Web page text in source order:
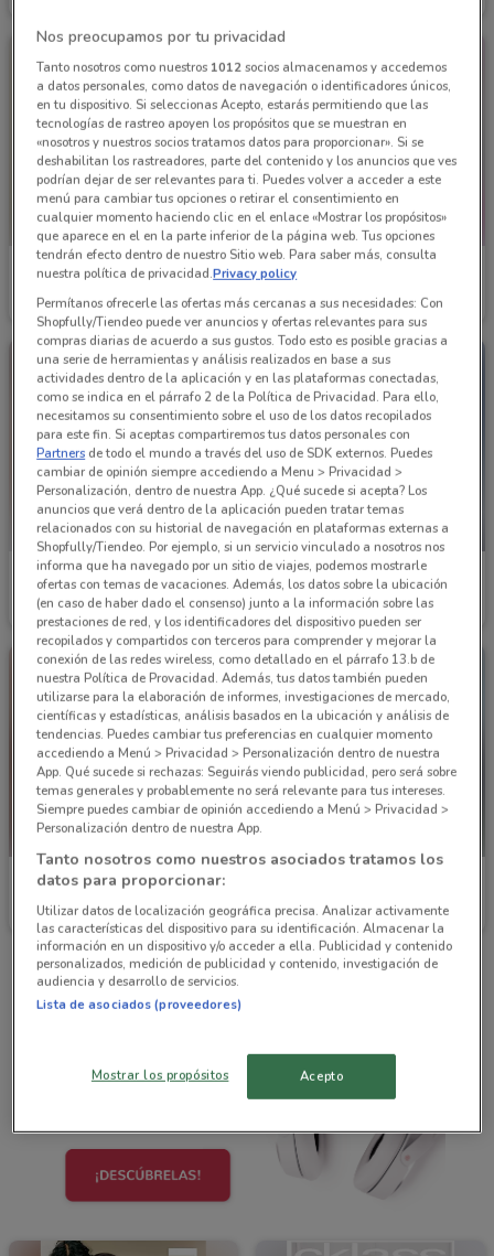
Cklass
Caduca el 30/09 1.5 km Caduca el 31/08 1.5 km
Cklass
Caduca el 31/08 1.5 km
PRÓXIMAMENTE
Cklass
Inicio 15/09
Price Shoes
Caduca el 31/12 6.3 km Caduca el 31/08 1.5 km
Nos preocupamos por tu privacidad
Tanto nosotros como nuestros 1012socios almacenamos y accedemos
a datos personales, como datos de navegación o identificadores únicos,
en tu dispositivo. Si seleccionas Acepto, estarás permitiendo que las
tecnologías de rastreo apoyen los propósitos que se muestran en
«nosotros y nuestros socios tratamos datos para proporcionar». Si se
deshabilitan los rastreadores, parte del contenido y los anuncios que ves
podrían dejar de ser relevantes para ti. Puedes volver a acceder a este
menú para cambiar tus opciones o retirar el consentimiento en
cualquier momento haciendo clic en el enlace «Mostrar los propósitos»
que aparece en el en la parte inferior de la página web. Tus opciones
tendrán efecto dentro de nuestro Sitio web. Para saber más, consulta
nuestra política de privacidad.Privacy policy
Permítanos ofrecerle las ofertas más cercanas a sus necesidades: Con
Shopfully/Tiendeo puede ver anuncios y ofertas relevantes para sus
compras diarias de acuerdo a sus gustos. Todo esto es posible gracias a
una serie de herramientas y análisis realizados en base a sus
actividades dentro de la aplicación y en las plataformas conectadas,
como se indica en el párrafo 2 de la Política de Privacidad. Para ello,
necesitamos su consentimiento sobre el uso de los datos recopilados
para este fin. Si aceptas compartiremos tus datos personales con
Partners de todo el mundo a través del uso de SDK externos. Puedes
cambiar de opinión siempre accediendo a Menu > Privacidad >
Personalización, dentro de nuestra App. ¿Qué sucede si acepta? Los
anuncios que verá dentro de la aplicación pueden tratar temas
relacionados con su historial de navegación en plataformas externas a
Shopfully/Tiendeo. Por ejemplo, si un servicio vinculado a nosotros nos
informa que ha navegado por un sitio de viajes, podemos mostrarle
ofertas con temas de vacaciones. Además, los datos sobre la ubicación
(en caso de haber dado el consenso) junto a la información sobre las
prestaciones de red, y los identificadores del dispositivo pueden ser
recopilados y compartidos con terceros para comprender y mejorar la
conexión de las redes wireless, como detallado en el párrafo 13.b de
nuestra Política de Provacidad. Además, tus datos también pueden
utilizarse para la elaboración de informes, investigaciones de mercado,
científicas y estadísticas, análisis basados en la ubicación y análisis de
tendencias. Puedes cambiar tus preferencias en cualquier momento
accediendo a Menú > Privacidad > Personalización dentro de nuestra
App. Qué sucede si rechazas: Seguirás viendo publicidad, pero será sobre
temas generales y probablemente no será relevante para tus intereses.
Siempre puedes cambiar de opinión accediendo a Menú > Privacidad >
Personalización dentro de nuestra App.
Tanto nosotros como nuestros asociados tratamos los
datos para proporcionar:
Utilizar datos de localización geográfica precisa. Analizar activamente
las características del dispositivo para su identificación. Almacenar la
información en un dispositivo y/o acceder a ella. Publicidad y contenido
personalizados, medición de publicidad y contenido, investigación de
audiencia y desarrollo de servicios.
Lista de asociados (proveedores)
Mostrar los propósitos Acepto